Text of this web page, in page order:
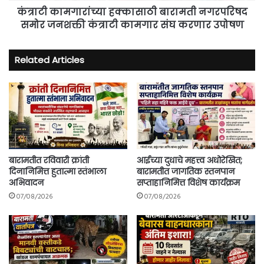
संघ
करणार
कंत्राटी कामगारांच्या हक्कासाठी बारामती नगरपरिषद
समोर जनशक्ती कंत्राटी कामगार संघ करणार उपोषण
Related Articles
बारामतीत रविवारी क्रांती
दिनानिमित्त हुतात्मा स्तंभाला
अभिवादन
07/08/2026
आईच्या दुधाचे महत्त्व अधोरेखित;
बारामतीत जागतिक स्तनपान
सप्ताहानिमित्त विशेष कार्यक्रम
07/08/2026